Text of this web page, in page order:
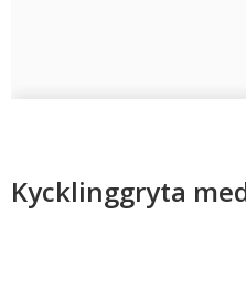
Kycklinggryta